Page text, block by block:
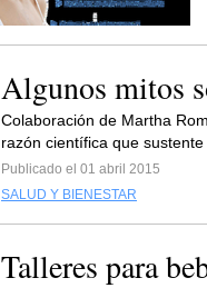
Algunos mitos
Colaboración de Martha
razón científica que sustente
Publicado el 01 abril 2015
SALUD Y BIENESTAR
Talleres para